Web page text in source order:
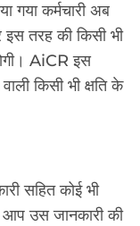
गया कर्मचारी अब
तरह की किसी भी
AiCR इस
किसी भी क्षति के
सहित कोई भी
आप उस जानकारी की